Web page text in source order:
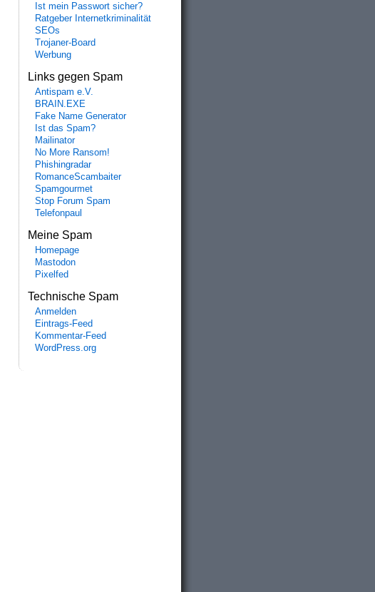
Ist mein Passwort sicher?
Ratgeber Internetkriminalität
SEOs
Trojaner-Board
Werbung
Links gegen Spam
Antispam e.V.
BRAIN.EXE
Fake Name Generator
Ist das Spam?
Mailinator
No More Ransom!
Phishingradar
RomanceScambaiter
Spamgourmet
Stop Forum Spam
Telefonpaul
Meine Spam
Homepage
Mastodon
Pixelfed
Technische Spam
Anmelden
Eintrags-Feed
Kommentar-Feed
WordPress.org